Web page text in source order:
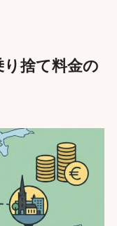
捨て料金の